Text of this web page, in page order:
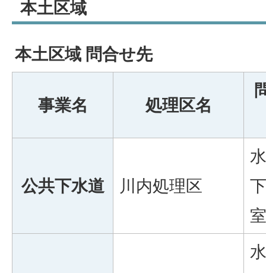
本土区域
本土区域 問合せ先
事業名 処理区名
公共下水道 川内処理区
室